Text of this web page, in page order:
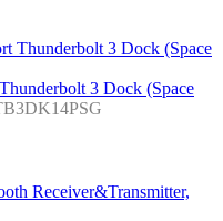
3 Dock (Space